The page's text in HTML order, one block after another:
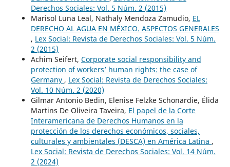
Derechos Sociales: Vol. 5 Núm. 2 (2015)
Marisol Luna Leal, Nathaly Mendoza Zamudio, EL
DERECHO AL AGUA EN MÉXICO. ASPECTOS GENERALES
, Lex Social: Revista de Derechos Sociales: Vol. 5 Núm.
2 (2015)
Achim Seifert, Corporate social responsibility and
protection of workers’ human rights: the case of
Germany , Lex Social: Revista de Derechos Sociales:
Vol. 10 Núm. 2 (2020)
Gilmar Antonio Bedin, Elenise Felzke Schonardie, Élida
Martins De Oliveira Taveira, El papel de la Corte
Interamericana de Derechos Humanos en la
protección de los derechos económicos, sociales,
culturales y ambientales (DESCA) en América Latina ,
Lex Social: Revista de Derechos Sociales: Vol. 14 Núm.
2 (2024)